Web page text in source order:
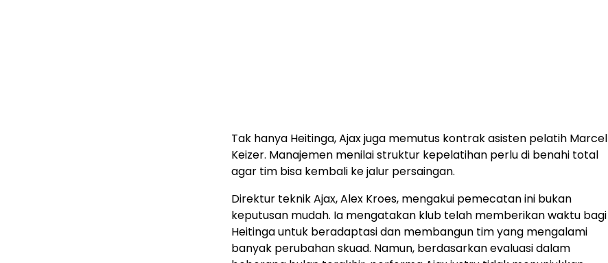
Tak hanya Heitinga, Ajax juga memutus kontrak asisten pelatih Marcel
Keizer. Manajemen menilai struktur kepelatihan perlu di benahi total
agar tim bisa kembali ke jalur persaingan.
Direktur teknik Ajax, Alex Kroes, mengakui pemecatan ini bukan
keputusan mudah. Ia mengatakan klub telah memberikan waktu bagi
Heitinga untuk beradaptasi dan membangun tim yang mengalami
banyak perubahan skuad. Namun, berdasarkan evaluasi dalam